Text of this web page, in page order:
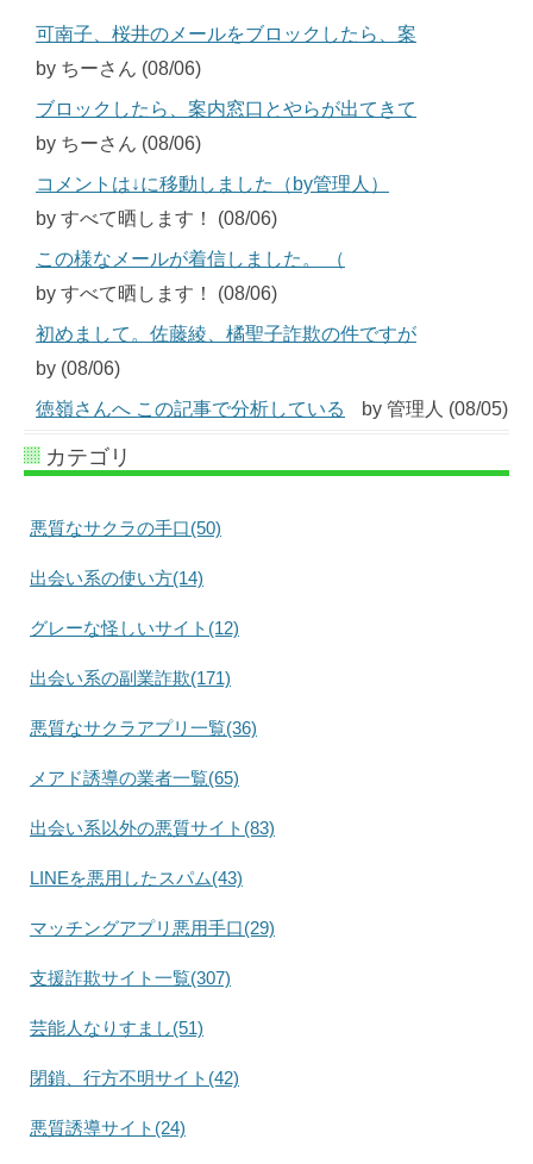
可南子、桜井のメールをブロックしたら、案
by ちーさん (08/06)
ブロックしたら、案内窓口とやらが出てきて
by ちーさん (08/06)
コメントは↓に移動しました（by管理人）
by すべて晒します！ (08/06)
この様なメールが着信しました。 （
by すべて晒します！ (08/06)
初めまして。佐藤綾、橘聖子詐欺の件ですが
by (08/06)
徳嶺さんへ この記事で分析している
by 管理人 (08/05)
カテゴリ
悪質なサクラの手口(50)
出会い系の使い方(14)
グレーな怪しいサイト(12)
出会い系の副業詐欺(171)
悪質なサクラアプリ一覧(36)
メアド誘導の業者一覧(65)
出会い系以外の悪質サイト(83)
LINEを悪用したスパム(43)
マッチングアプリ悪用手口(29)
支援詐欺サイト一覧(307)
芸能人なりすまし(51)
閉鎖、行方不明サイト(42)
悪質誘導サイト(24)